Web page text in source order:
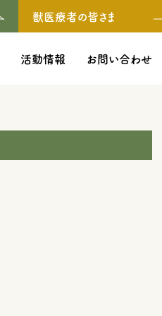
活動情報 お問い合わせ
獣医療者の皆さま